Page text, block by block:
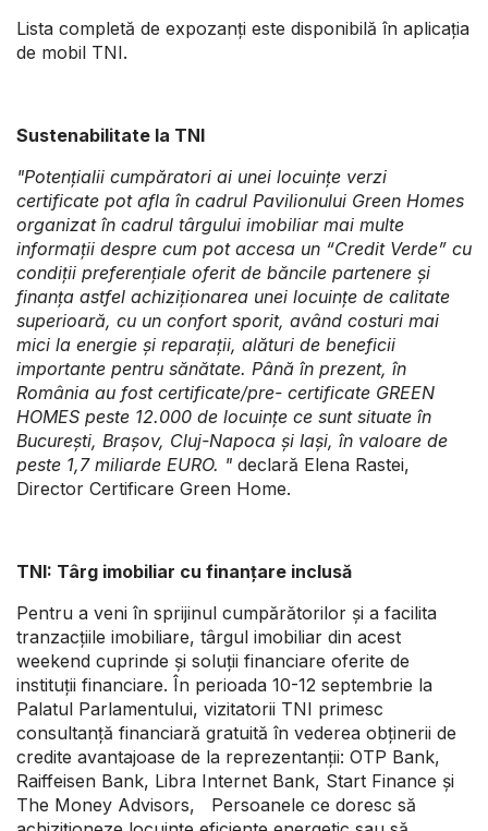
Lista completă de expozanți este disponibilă în aplicația
de mobil TNI.
Sustenabilitate la TNI
"Potențialii cumpăratori ai unei locuințe verzi
certificate pot afla în cadrul Pavilionului Green Homes
organizat în cadrul târgului imobiliar mai multe
informații despre cum pot accesa un “Credit Verde” cu
condiții preferențiale oferit de băncile partenere și
finanța astfel achiziționarea unei locuințe de calitate
superioară, cu un confort sporit, având costuri mai
mici la energie și reparații, alături de beneficii
importante pentru sănătate. Până în prezent, în
România au fost certificate/pre- certificate GREEN
HOMES peste 12.000 de locuințe ce sunt situate în
București, Brașov, Cluj-Napoca și Iași, în valoare de
peste 1,7 miliarde EURO. " declară Elena Rastei,
Director Certificare Green Home.
TNI: Târg imobiliar cu finanțare inclusă
Pentru a veni în sprijinul cumpărătorilor și a facilita
tranzacțiile imobiliare, târgul imobiliar din acest
weekend cuprinde și soluții financiare oferite de
instituții financiare. În perioada 10-12 septembrie la
Palatul Parlamentului, vizitatorii TNI primesc
consultanță financiară gratuită în vederea obținerii de
credite avantajoase de la reprezentanții: OTP Bank,
Raiffeisen Bank, Libra Internet Bank, Start Finance și
The Money Advisors, Persoanele ce doresc să